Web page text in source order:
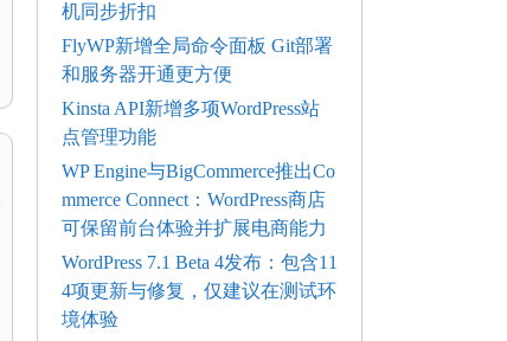
机同步折扣
FlyWP新增全局命令面板 Git部署
和服务器开通更方便
Kinsta API新增多项WordPress站
点管理功能
WP Engine与BigCommerce推出Co
mmerce Connect：WordPress商店
可保留前台体验并扩展电商能力
WordPress 7.1 Beta 4发布：包含11
4项更新与修复，仅建议在测试环
境体验